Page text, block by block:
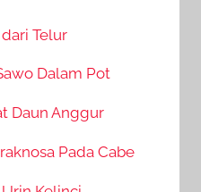
Telur
Dalam Pot
Daun Anggur
Pada Cabe